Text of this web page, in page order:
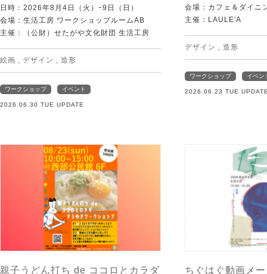
日時：2026年8月4日（火）ｰ9日（日）
会場：生活工房 ワークショップルームAB
主催：（公財）せたがや文化財団 生活工房
絵画 デザイン 造形
ワークショップ イベント
2026.06.30 TUE UPDATE
会場：カフェ＆ダイ
主催：LAULE'A
デザイン 造形
ワークショップ イベン
2026.06.23 TUE
親子うどん打ち de ココロとカラダ ちぐはぐ動画メ